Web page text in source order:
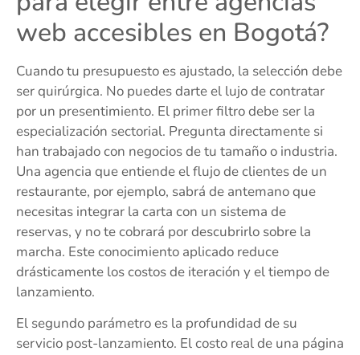
web accesibles en Bogotá?
Cuando tu presupuesto es ajustado, la selección debe
ser quirúrgica. No puedes darte el lujo de contratar
por un presentimiento. El primer filtro debe ser la
especialización sectorial. Pregunta directamente si
han trabajado con negocios de tu tamaño o industria.
Una agencia que entiende el flujo de clientes de un
restaurante, por ejemplo, sabrá de antemano que
necesitas integrar la carta con un sistema de
reservas, y no te cobrará por descubrirlo sobre la
marcha. Este conocimiento aplicado reduce
drásticamente los costos de iteración y el tiempo de
lanzamiento.
El segundo parámetro es la profundidad de su
servicio post-lanzamiento. El costo real de una página